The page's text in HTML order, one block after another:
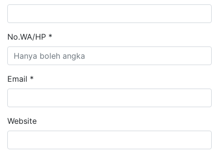
No.WA/HP *
Email *
Website